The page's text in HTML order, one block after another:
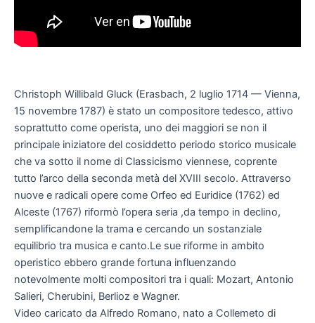
Christoph Willibald Gluck (Erasbach, 2 luglio 1714 — Vienna,
15 novembre 1787) è stato un compositore tedesco, attivo
soprattutto come operista, uno dei maggiori se non il
principale iniziatore del cosiddetto periodo storico musicale
che va sotto il nome di Classicismo viennese, coprente
tutto l’arco della seconda metà del XVIII secolo. Attraverso
nuove e radicali opere come Orfeo ed Euridice (1762) ed
Alceste (1767) riformò l’opera seria ,da tempo in declino,
semplificandone la trama e cercando un sostanziale
equilibrio tra musica e canto.Le sue riforme in ambito
operistico ebbero grande fortuna influenzando
notevolmente molti compositori tra i quali: Mozart, Antonio
Salieri, Cherubini, Berlioz e Wagner.
Video caricato da Alfredo Romano, nato a Collemeto di